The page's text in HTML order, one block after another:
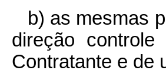
b) as mesmas
direção
Contratante e de